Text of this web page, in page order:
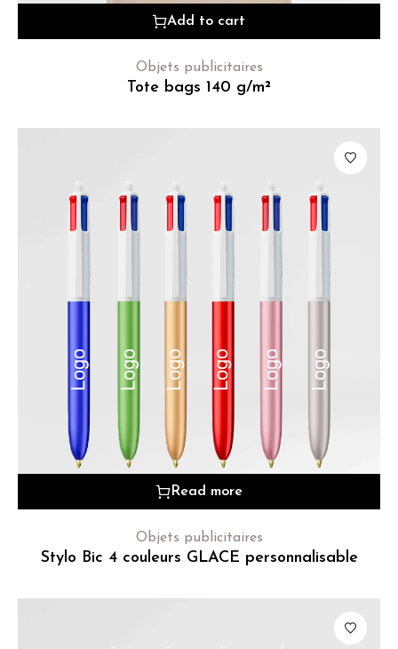
Add to cart
Objets publicitaires
Tote bags 140 g/m²
Read more
Objets publicitaires
Stylo Bic 4 couleurs GLACE personnalisable